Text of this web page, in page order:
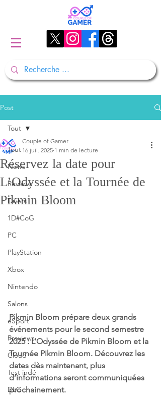
Post
Tout
News
Reviews
Divers
1D#CoG
PC
PlayStation
Xbox
Nintendo
Salons
eSport
Previews
Cloud
Test indé
DLC
Tout
Réservez la date pour
L’Odyssée et la Tournée de
Pikmin Bloom
Couple of Gamer
16 juil. 2025 1 min de lecture
Pikmin Bloom prépare deux grands
événements pour le second semestre
2025 : L’Odyssée de Pikmin Bloom et la
Tournée Pikmin Bloom. Découvrez les
dates dès maintenant, plus
d’informations seront communiquées
prochainement.